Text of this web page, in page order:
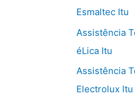
Esmaltec Itu
Assistência
éLica Itu
Assistência
Electrolux Itu